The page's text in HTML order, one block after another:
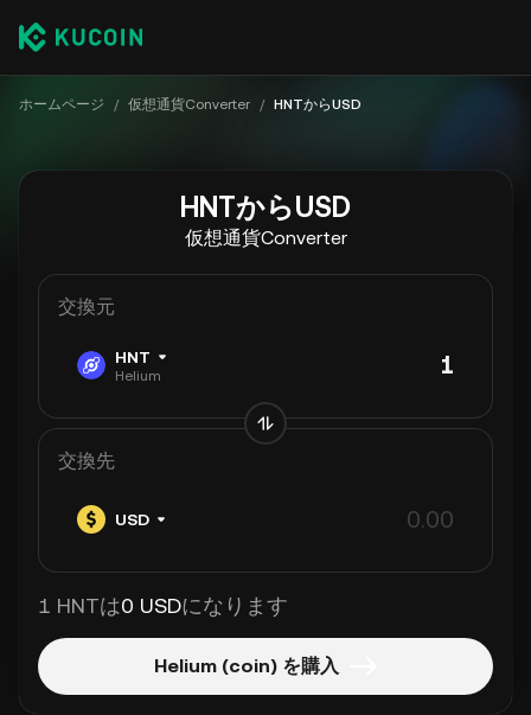
ホームページ / 仮想通貨Converter / HNTからUSD
HNTからUSD
仮想通貨Converter
交換元
HNT
Helium
交換先
USD
1 HNTは0 USDになります
Helium (coin) を購入